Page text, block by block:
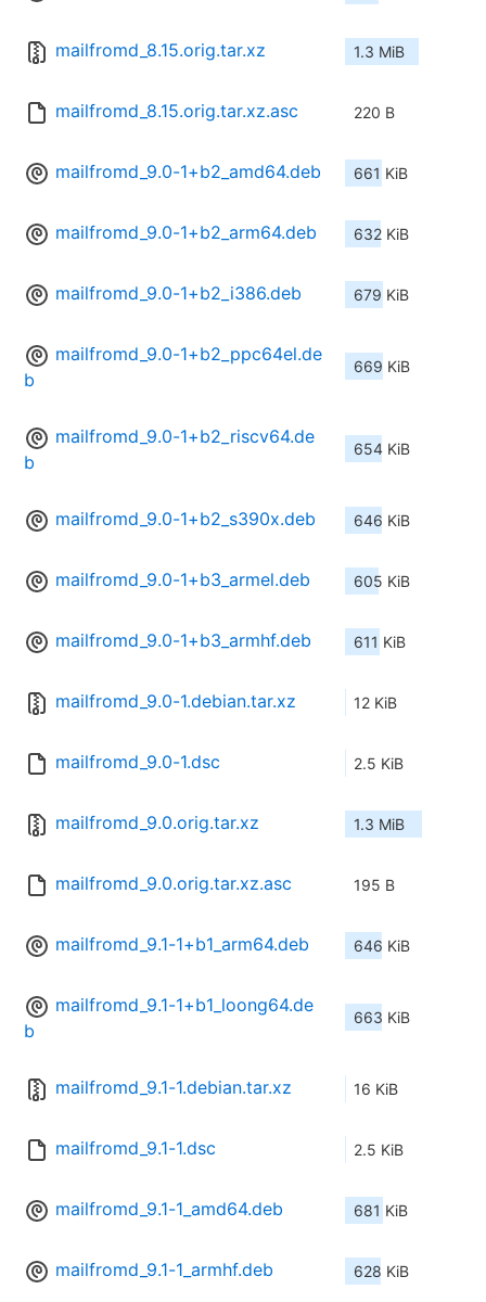
mailfromd_8.15.orig.tar.xz 1.3 MiB
mailfromd_8.15.orig.tar.xz.asc 220 B
mailfromd_9.0-1+b2_amd64.deb 661 KiB
mailfromd_9.0-1+b2_arm64.deb 632 KiB
mailfromd_9.0-1+b2_i386.deb 679 KiB
mailfromd_9.0-1+b2_ppc64el.de
b
669 KiB
mailfromd_9.0-1+b2_riscv64.de
b
654 KiB
mailfromd_9.0-1+b2_s390x.deb 646 KiB
mailfromd_9.0-1+b3_armel.deb 605 KiB
mailfromd_9.0-1+b3_armhf.deb 611 KiB
mailfromd_9.0-1.debian.tar.xz 12 KiB
mailfromd_9.0-1.dsc 2.5 KiB
mailfromd_9.0.orig.tar.xz 1.3 MiB
mailfromd_9.0.orig.tar.xz.asc 195 B
mailfromd_9.1-1+b1_arm64.deb 646 KiB
mailfromd_9.1-1+b1_loong64.de
b
663 KiB
mailfromd_9.1-1.debian.tar.xz 16 KiB
mailfromd_9.1-1.dsc 2.5 KiB
mailfromd_9.1-1_amd64.deb 681 KiB
mailfromd_9.1-1_armhf.deb 628 KiB